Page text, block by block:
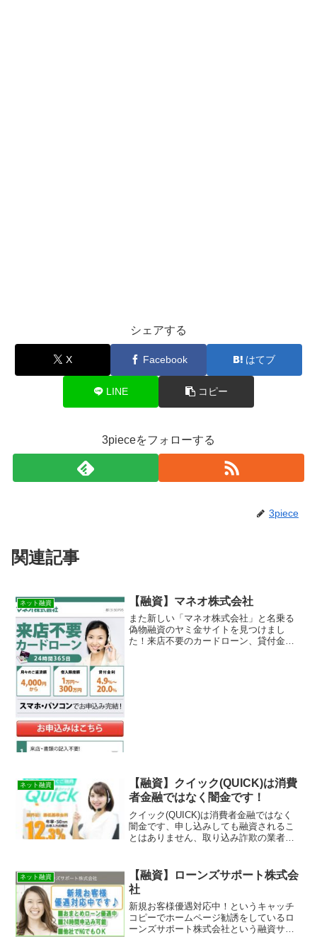
シェアする
X Facebook はてブ
LINE コピー
3pieceをフォローする
3piece
関連記事
ネット融資 【融資】マネオ株式会社
また新しい「マネオ株式会社」と名乗る
偽物融資のヤミ金サイトを見つけまし
た！来店不要のカードローン、貸付金利
ネット融資
【融資】クイック(QUICK)は消費
者金融ではなく闇金です！
クイック(QUICK)は消費者金融ではなく
闇金です、申し込みしても融資されるこ
とはありません、取り込み詐欺の業者な
ネット融資
【融資】ローンズサポート株式会
社
新規お客様優遇対応中！というキャッチ
コピーでホームページ勧誘をしているロ
ーンズサポート株式会社という融資サイ